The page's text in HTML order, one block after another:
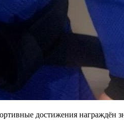
достижения награждён